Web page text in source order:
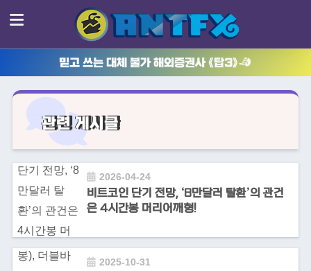
믿고 쓰는 대체 불가 해외증권사 《탑3》
관련 게시글
2026-04-24
비트코인 단기 전망, ‘8만달러 탈환’의 관건
은 4시간봉 머리어깨형!
2025-10-31